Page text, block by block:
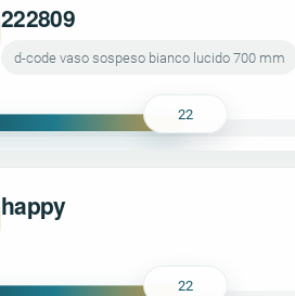
222809
d-code vaso sospeso bianco lucido 700 mm
22
happy
22